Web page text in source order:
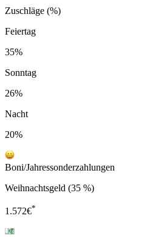
Zuschläge (%)
Feiertag
35%
Sonntag
26%
Nacht
20%
Boni/Jahressonderzahlungen
Weihnachtsgeld (35 %)
1.572€*